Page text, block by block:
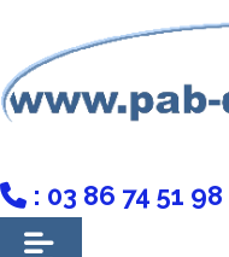
 : 03 86 74 51 98